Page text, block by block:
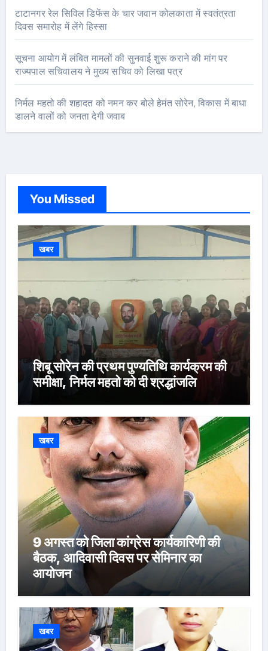
टाटानगर रेल सिविल डिफेंस के चार जवान कोलकाता में स्वतंत्रता
दिवस समारोह में लेंगे हिस्सा
सूचना आयोग में लंबित मामलों की सुनवाई शुरू कराने की मांग पर
राज्यपाल सचिवालय ने मुख्य सचिव को लिखा पत्र
निर्मल महतो की शहादत को नमन कर बोले हेमंत सोरेन, विकास में बाधा
डालने वालों को जनता देगी जवाब
You Missed
खबर
शिबू सोरेन की प्रथम पुण्यतिथि कार्यक्रम की
समीक्षा, निर्मल महतो को दी श्रद्धांजलि
खबर
9 अगस्त को जिला कांग्रेस कार्यकारिणी की
बैठक, आदिवासी दिवस पर सेमिनार का
आयोजन
खबर